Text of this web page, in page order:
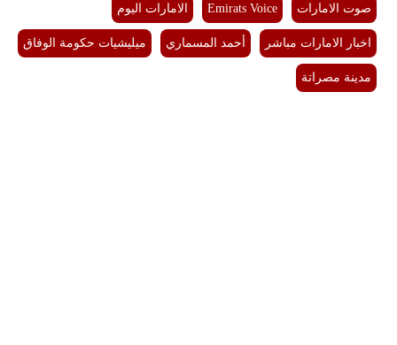
صوت الامارات Emirats Voice الامارات اليوم
اخبار الامارات مباشر أحمد المسماري ميليشيات حكومة الوفاق
مدينة مصراتة